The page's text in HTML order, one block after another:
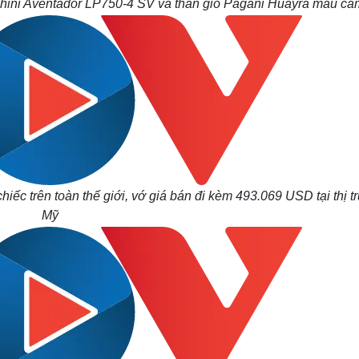
Aventador LP750-4 SV và thần gió Pagani Huayra màu
trên toàn thế giới, vớ giá bán đi kèm 493.069 USD tại thị
Mỹ